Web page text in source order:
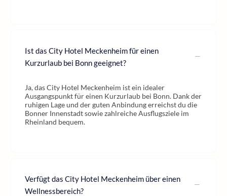
Ist das City Hotel Meckenheim für einen
Kurzurlaub bei Bonn geeignet?
Ja, das City Hotel Meckenheim ist ein idealer
Ausgangspunkt für einen Kurzurlaub bei Bonn. Dank der
ruhigen Lage und der guten Anbindung erreichst du die
Bonner Innenstadt sowie zahlreiche Ausflugsziele im
Rheinland bequem.
Verfügt das City Hotel Meckenheim über einen
Wellnessbereich?